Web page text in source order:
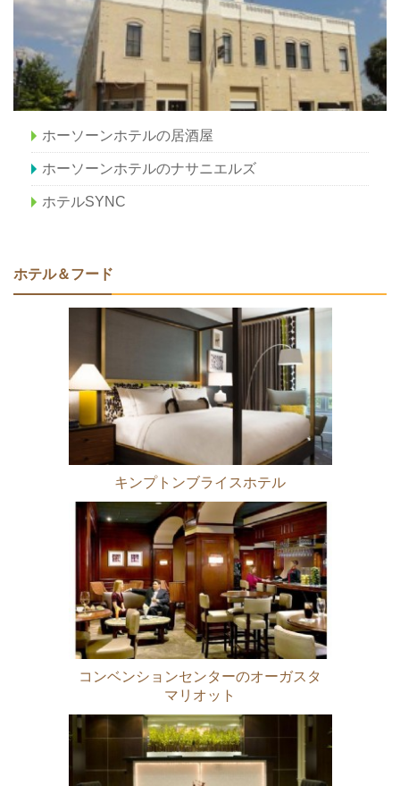
ホーソーンホテルの居酒屋
ホーソーンホテルのナサニエルズ
ホテルSYNC
ホテル＆フード
キンプトンブライスホテル
コンベンションセンターのオーガスタ
マリオット